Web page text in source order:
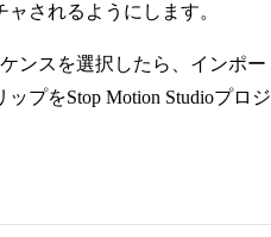
されるようにします。
ンスを選択したら、インポー
プをStop Motion Studioプロ